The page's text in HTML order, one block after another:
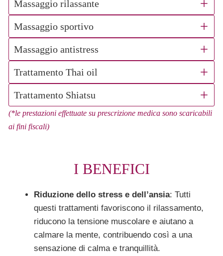
Massaggio rilassante
Massaggio sportivo
Massaggio antistress
Trattamento Thai oil
Trattamento Shiatsu
(*le prestazioni effettuate su prescrizione medica sono scaricabili
ai fini fiscali)
I BENEFICI
Riduzione dello stress e dell’ansia: Tutti
questi trattamenti favoriscono il rilassamento,
riducono la tensione muscolare e aiutano a
calmare la mente, contribuendo così a una
sensazione di calma e tranquillità.